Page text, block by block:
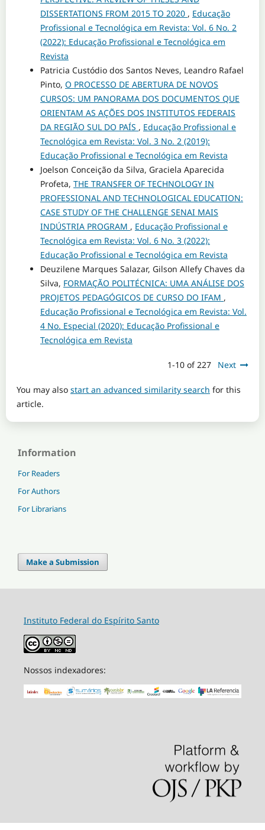
DISSERTATIONS FROM 2015 TO 2020 , Educação
Profissional e Tecnológica em Revista: Vol. 6 No. 2
(2022): Educação Profissional e Tecnológica em
Revista
Patricia Custódio dos Santos Neves, Leandro Rafael
Pinto, O PROCESSO DE ABERTURA DE NOVOS
CURSOS: UM PANORAMA DOS DOCUMENTOS QUE
ORIENTAM AS AÇÕES DOS INSTITUTOS FEDERAIS
DA REGIÃO SUL DO PAÍS , Educação Profissional e
Tecnológica em Revista: Vol. 3 No. 2 (2019):
Educação Profissional e Tecnológica em Revista
Joelson Conceição da Silva, Graciela Aparecida
Profeta, THE TRANSFER OF TECHNOLOGY IN
PROFESSIONAL AND TECHNOLOGICAL EDUCATION:
CASE STUDY OF THE CHALLENGE SENAI MAIS
INDÚSTRIA PROGRAM , Educação Profissional e
Tecnológica em Revista: Vol. 6 No. 3 (2022):
Educação Profissional e Tecnológica em Revista
Deuzilene Marques Salazar, Gilson Allefy Chaves da
Silva, FORMAÇÃO POLITÉCNICA: UMA ANÁLISE DOS
PROJETOS PEDAGÓGICOS DE CURSO DO IFAM ,
Educação Profissional e Tecnológica em Revista: Vol.
4 No. Especial (2020): Educação Profissional e
Tecnológica em Revista
1-10 of 227 Next
You may also start an advanced similarity search for this
article.
Information
For Readers
For Authors
For Librarians
Make a Submission
Instituto Federal do Espírito Santo
Nossos indexadores: